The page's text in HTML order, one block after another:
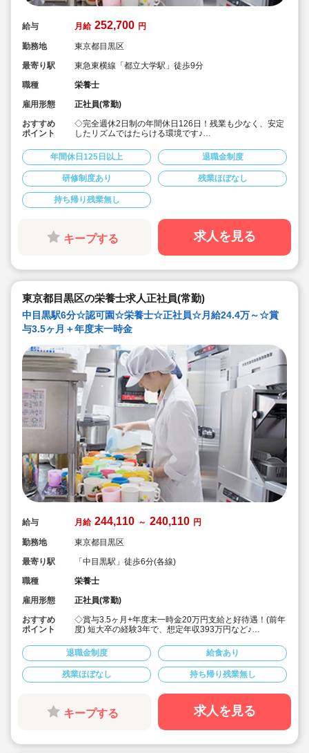
給与 月給 252,700 円
勤務地
東京都目黒区
最寄り駅
東急東横線「都立大学駅」徒歩9分
職種
栄養士
雇用形態
正社員(常勤)
おすすめ
ポイント
◇完全週休2日制の年間休日126日！残業も少なく、安定
したリズムではたらける環境です♪
にしています。
◇月給252,700円～/賞与1.5～3.0ヶ月！
◇有給休暇は、半日や1時間単位の取得も可能◎
◇残業代は1分単位で支給☆
◇地方から上京される場合、法人が引っ越し代を補助(規
定内) 23区対応の社宅あり！
◇育産休の取得・復帰実績多数！（男性も育休取得実績
あり）時短勤務制度もあり、お仕事に復帰しやすい体制
◇「イタリア，ドイツ，フィンランド，ハンガリー，ニ
ュージーランド」など、充実の海外研修に参加のチャン
◇無垢の木を使った園舎。優しくぬくもりのある、おう
上実施。キャリアアップを目指せます！
年間休日125日以上 退職金制度
研修制度あり 残業ほぼなし
持ち帰り残業無し
キープする 求人を見る
東京都目黒区の栄養士求人正社員(常勤)
中目黒駅6分☆認可園☆栄養士☆正社員☆月給24.4万～☆賞
与3.5ヶ月＋年度末一時金
給与 月給 244,110 ～ 240,110 円
勤務地
東京都目黒区
最寄り駅
「中目黒駅」徒歩6分(各線)
職種
栄養士
雇用形態
正社員(常勤)
おすすめ
ポイント
◇賞与3.5ヶ月+年度末一時金20万円支給と好待遇！(前年
度) 短大卒の経験3年で、想定年収393万円など♪
士の募集求人です♪
◇安定した大手社会福祉法人のお仕事です♪
◇持ち帰り仕事なし。残業もほとんどありません
◇残業が発生した場合は別途手当て支給！
100％取得可。介護休暇も取得可能です◎
◇退職金制度や積立金・退職共済など、将来の備えにな
る制度も導入されています。
◇子どもたちの考えや、それぞれのペースを大事にした
◇スタッフが自然とお互いに助け合える風土の当法人。
退職金制度 給食あり
残業ほぼなし 持ち帰り残業無し
キープする 求人を見る